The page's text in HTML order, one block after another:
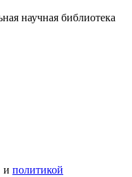
научная библиотека
и политикой